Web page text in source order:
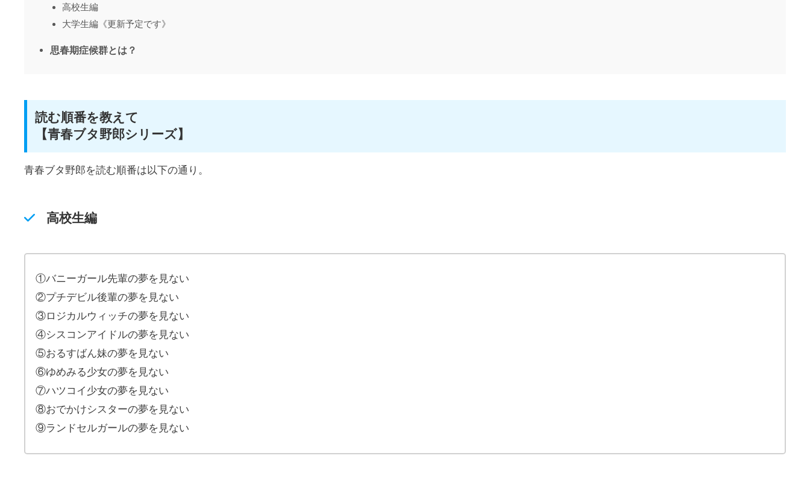
高校生編
大学生編《更新予定です》
思春期症候群とは？
読む順番を教えて
【青春ブタ野郎シリーズ】
青春ブタ野郎を読む順番は以下の通り。
高校生編
①バニーガール先輩の夢を見ない
②プチデビル後輩の夢を見ない
③ロジカルウィッチの夢を見ない
④シスコンアイドルの夢を見ない
⑤おるすばん妹の夢を見ない
⑥ゆめみる少女の夢を見ない
⑦ハツコイ少女の夢を見ない
⑧おでかけシスターの夢を見ない
⑨ランドセルガールの夢を見ない